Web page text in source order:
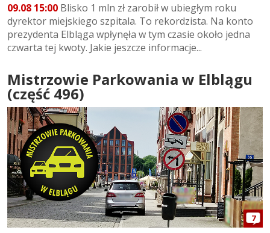
09.08 15:00 Blisko 1 mln zł zarobił w ubiegłym roku
dyrektor miejskiego szpitala. To rekordzista. Na konto
prezydenta Elbląga wpłynęła w tym czasie około jedna
czwarta tej kwoty. Jakie jeszcze informacje...
Mistrzowie Parkowania w Elblągu
(część 496)
7